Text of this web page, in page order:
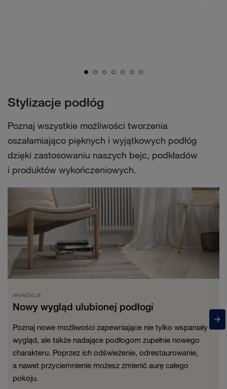
Stylizacje podłóg
Poznaj wszystkie możliwości tworzenia
oszałamiająco pięknych i wyjątkowych podłóg
dzięki zastosowaniu naszych bejc, podkładów
i produktów wykończeniowych.
ARANŻACJE
Nowy wygląd ulubionej podłogi
Poznaj nowe możliwości zapewniające nie tylko wspaniały
wygląd, ale także nadające podłogom zupełnie nowego
charakteru. Poprzez ich odświeżenie, odrestaurowanie,
a nawet przyciemnienie możesz zmienić aurę całego
pokoju.